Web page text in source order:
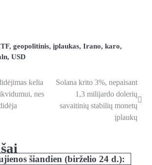
, geopolitinis, įplaukas, Irano, karo,
, USD
kelia
nes
Solana krito 3%, nepaisant
1,3 milijardo dolerių
savaitinių stabilių monetų
įplaukų
šiandien (birželio 24 d.):